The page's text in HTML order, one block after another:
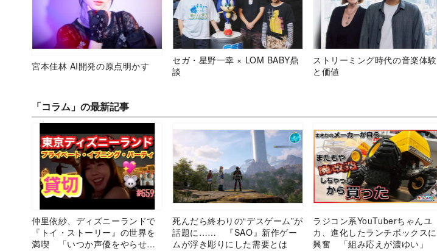
宮本佳林 AI開発の原点明かす
セガ・星野一幸 × LOM BABY鼎
談
ストリーミング時代の音楽体験
と価値
「コラム」の最新記事
仲里依紗、ディズニーランドで
『トイ・ストーリー』の世界を
満喫 「いつか声優をやらせて
死んだら終わりの“デスゲーム”が
話題に…… 『SAO』新作ゲー
ムが浮き彫りにした需要とは
ラジコン系YouTuberちゃんユ
カ、進化したランチボックスに
興奮 「組み応えが濃ゆい」